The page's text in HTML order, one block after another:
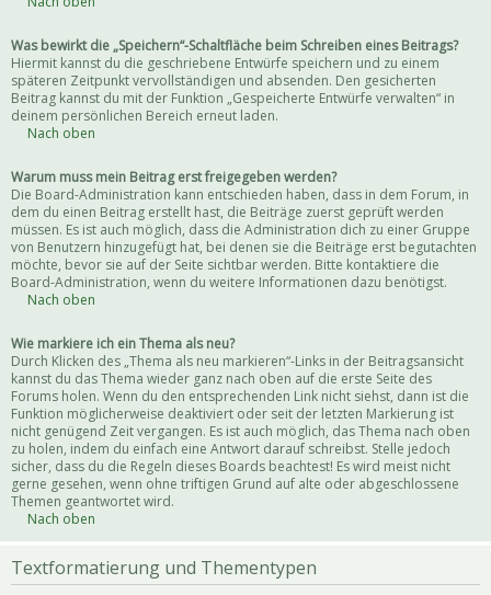
Was bewirkt die „Speichern“-Schaltfläche beim Schreiben eines Beitrags?
Hiermit kannst du die geschriebene Entwürfe speichern und zu einem
späteren Zeitpunkt vervollständigen und absenden. Den gesicherten
Beitrag kannst du mit der Funktion „Gespeicherte Entwürfe verwalten“ in
deinem persönlichen Bereich erneut laden.
Nach oben
Warum muss mein Beitrag erst freigegeben werden?
Die Board-Administration kann entschieden haben, dass in dem Forum, in
dem du einen Beitrag erstellt hast, die Beiträge zuerst geprüft werden
müssen. Es ist auch möglich, dass die Administration dich zu einer Gruppe
von Benutzern hinzugefügt hat, bei denen sie die Beiträge erst begutachten
möchte, bevor sie auf der Seite sichtbar werden. Bitte kontaktiere die
Board-Administration, wenn du weitere Informationen dazu benötigst.
Nach oben
Wie markiere ich ein Thema als neu?
Durch Klicken des „Thema als neu markieren“-Links in der Beitragsansicht
kannst du das Thema wieder ganz nach oben auf die erste Seite des
Forums holen. Wenn du den entsprechenden Link nicht siehst, dann ist die
Funktion möglicherweise deaktiviert oder seit der letzten Markierung ist
nicht genügend Zeit vergangen. Es ist auch möglich, das Thema nach oben
zu holen, indem du einfach eine Antwort darauf schreibst. Stelle jedoch
sicher, dass du die Regeln dieses Boards beachtest! Es wird meist nicht
gerne gesehen, wenn ohne triftigen Grund auf alte oder abgeschlossene
Themen geantwortet wird.
Nach oben
Textformatierung und Thementypen